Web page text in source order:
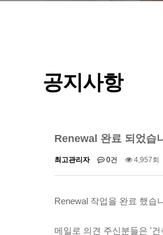
공지사항
Renewal 완료 되었습
최고관리자 0건 4,957회
Renewal 작업을 완료 했습
메일로 의견 주신분들은 '